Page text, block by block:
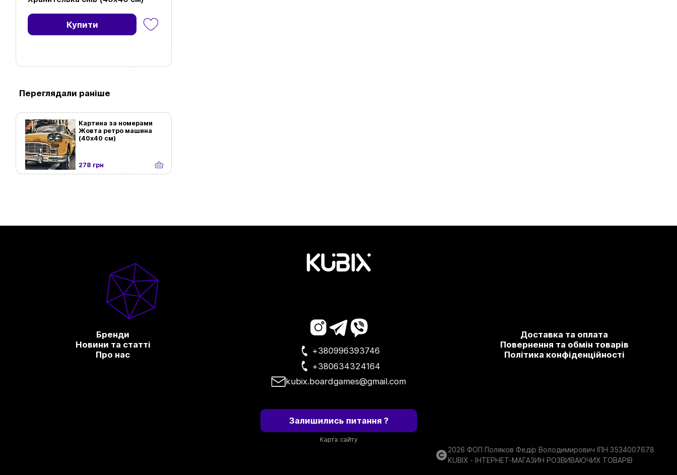
Купити
Переглядали раніше
Картина за номерами
Жовта ретро машина
(40х40 см)
278 грн
Бренди
Новини та статті
Про нас
+380996393746
+380634324164
kubix.boardgames@gmail.com
Залишились питання ?
Карта сайту
Доставка та оплата
Повернення та обмін товарів
Політика конфіденційності
2026 ФОП Поляков Федір Володимирович ІПН 3534007678
KUBIX - ІНТЕРНЕТ-МАГАЗИН РОЗВИВАЮЧИХ ТОВАРІВ